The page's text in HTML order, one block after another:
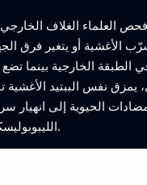
الأغشية أو يتغير فرق
نفس الببتيد الأغشية
الليبوبوليسكاريد والفسفوليبيدات المحددة، وهي وفيرة في أغلفة سالبة الغرام، مما يوضح انتقائيته تجاه هذه الممرضات.